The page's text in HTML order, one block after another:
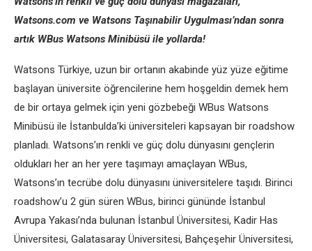
Watsons.com ve Watsons Taşınabilir Uygulması’ndan sonra
artık WBus Watsons Minibüsü ile yollarda!
Watsons Türkiye, uzun bir ortanın akabinde yüz yüze eğitime
başlayan üniversite öğrencilerine hem hoşgeldin demek hem
de bir ortaya gelmek için yeni gözbebeği WBus Watsons
Minibüsü ile İstanbulda’ki üniversiteleri kapsayan bir roadshow
planladı. Watsons’ın renkli ve güç dolu dünyasını gençlerin
oldukları her an her yere taşımayı amaçlayan WBus,
Watsons’ın tecrübe dolu dünyasını üniversitelere taşıdı. Birinci
roadshow’u 2 gün süren WBus, birinci gününde İstanbul
Avrupa Yakası’nda bulunan İstanbul Üniversitesi, Kadir Has
Üniversitesi, Galatasaray Üniversitesi, Bahçeşehir Üniversitesi,